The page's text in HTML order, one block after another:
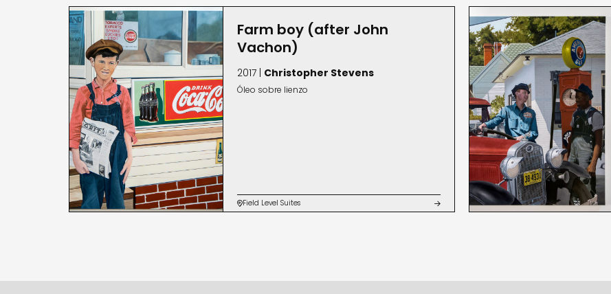
Farm boy (after John
Vachon)
2017 | Christopher Stevens
Óleo sobre lienzo
Field Level Suites 